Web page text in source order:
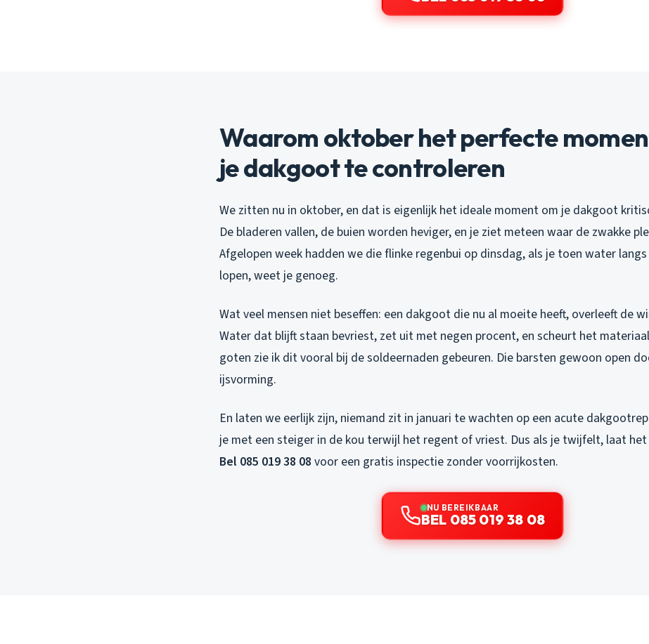
Waarom oktober het perfecte
je dakgoot te controleren
We zitten nu in oktober, en dat is eigenlijk het ideale moment om je dakgoot
De bladeren vallen, de buien worden heviger, en je ziet meteen waar de zwakke
Afgelopen week hadden we die flinke regenbui op dinsdag, als je toen water
lopen, weet je genoeg.
Wat veel mensen niet beseffen: een dakgoot die nu al moeite heeft, overleeft de
Water dat blijft staan bevriest, zet uit met negen procent, en scheurt het
goten zie ik dit vooral bij de soldeernaden gebeuren. Die barsten gewoon open
ijsvorming.
En laten we eerlijk zijn, niemand zit in januari te wachten op een acute
je met een steiger in de kou terwijl het regent of vriest. Dus als je twijfelt, laat het
Bel 085 019 38 08 voor een gratis inspectie zonder voorrijkosten.
NU BEREIKBAAR
BEL 085 019 38 08